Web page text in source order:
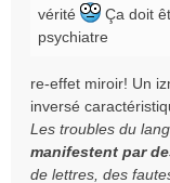
e
l
u
vérité
Ça doit
psychiatre
re-effet miroir! Un
inversé
Les troubles du
manifestent par
de lettres, des